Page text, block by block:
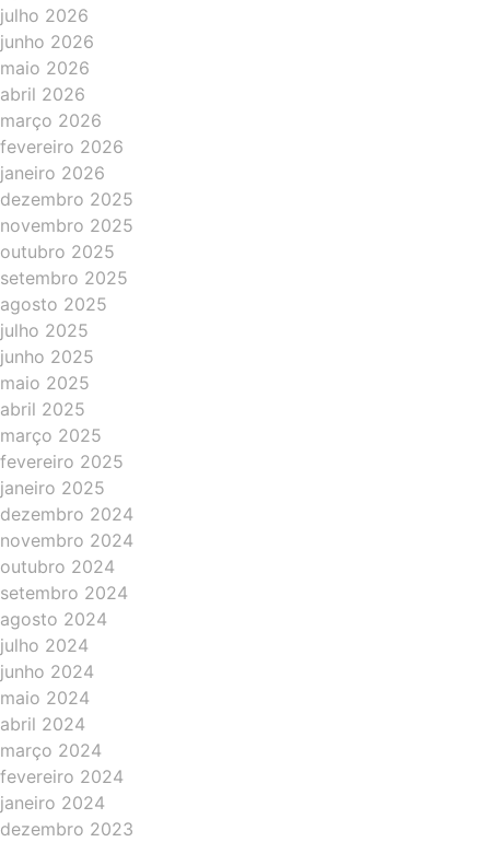
julho 2026
junho 2026
maio 2026
abril 2026
março 2026
fevereiro 2026
janeiro 2026
dezembro 2025
novembro 2025
outubro 2025
setembro 2025
agosto 2025
julho 2025
junho 2025
maio 2025
abril 2025
março 2025
fevereiro 2025
janeiro 2025
dezembro 2024
novembro 2024
outubro 2024
setembro 2024
agosto 2024
julho 2024
junho 2024
maio 2024
abril 2024
março 2024
fevereiro 2024
janeiro 2024
dezembro 2023